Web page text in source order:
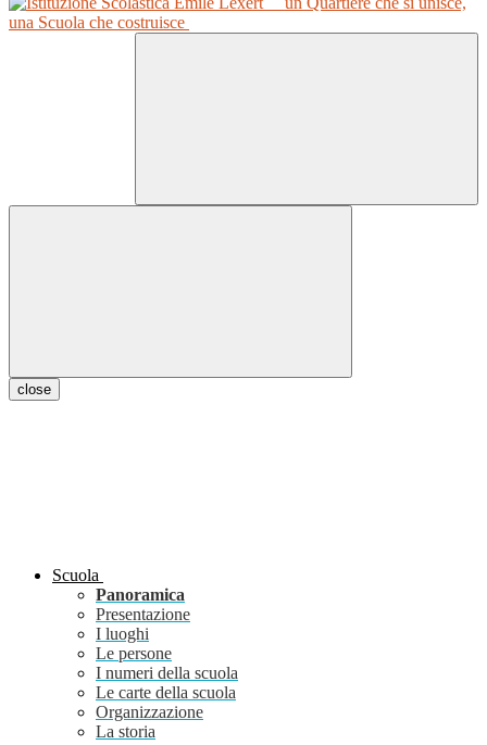
una Scuola che costruisce
close
Scuola
Panoramica
Presentazione
I luoghi
Le persone
I numeri della scuola
Le carte della scuola
Organizzazione
La storia